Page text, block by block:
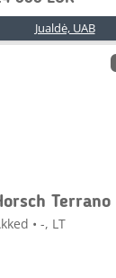
Jualdė, UAB
• -, LT